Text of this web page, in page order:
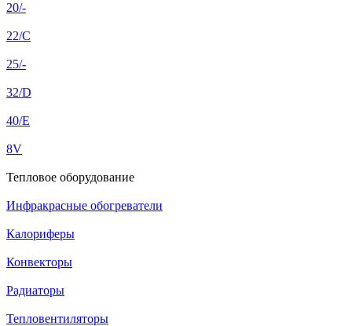
20/-
22/C
25/-
32/D
40/E
8V
Тепловое оборудование
Инфракрасные обогреватели
Калориферы
Конвекторы
Радиаторы
Тепловентиляторы